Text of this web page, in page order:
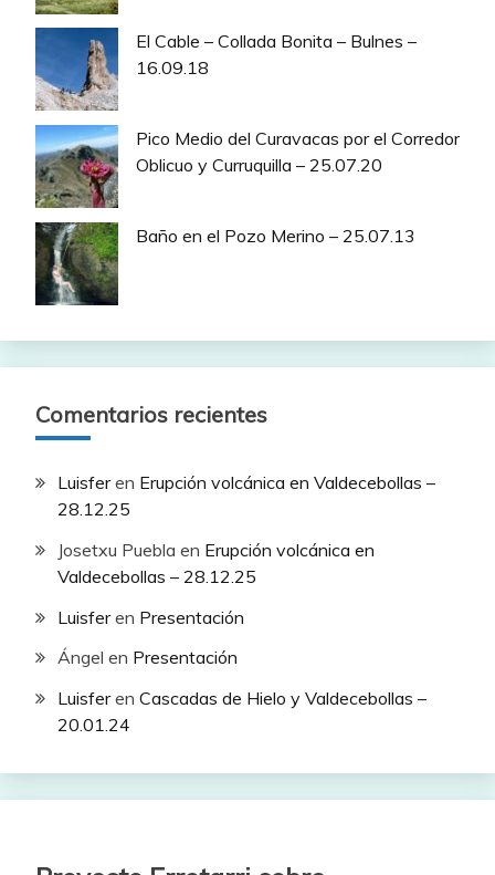
El Cable – Collada Bonita – Bulnes –
16.09.18
Pico Medio del Curavacas por el Corredor
Oblicuo y Curruquilla – 25.07.20
Baño en el Pozo Merino – 25.07.13
Comentarios recientes
Luisferen Erupción volcánica en Valdecebollas –
28.12.25
Josetxu Puebla en Erupción volcánica en
Valdecebollas – 28.12.25
Luisferen Presentación
Ángel en Presentación
Luisferen Cascadas de Hielo y Valdecebollas –
20.01.24